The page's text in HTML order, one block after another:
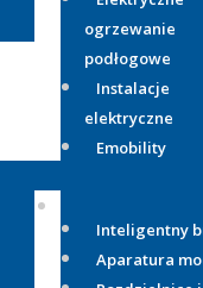
ogrzewanie
podłogowe
Instalacje
elektryczne
Emobility
Inteligentny
Aparatura